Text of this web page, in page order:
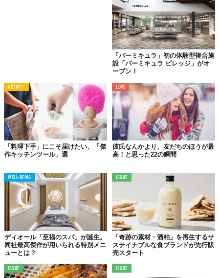
「バーミキュラ」初の体験型複合施
設「バーミキュラ ビレッジ」がオ
ープン！
ACTIVITY
「料理下手」にこそ届けたい、「傑
作キッチンツール」選
LOVE
彼氏なんかより、友だちのほうが最
高！と思った22の瞬間
WELL-BEING
ディオール「至福のスパ」が誕生。
同社最高傑作が用いられる特別メニ
ューとは？
ISSUE
「奇跡の素材・酒粕」を再生するサ
ステイナブルな食ブランドが先行販
売スタート
ISSUE ISSUE